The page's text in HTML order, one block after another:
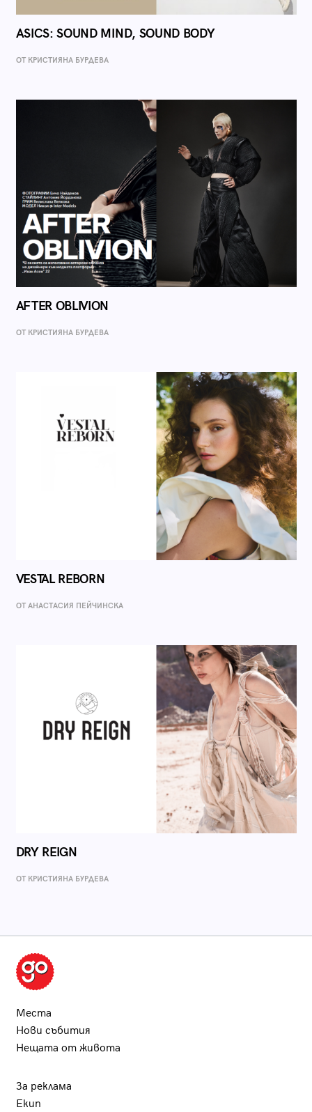
ASICS: SOUND MIND, SOUND BODY
ОТ КРИСТИЯНА БУРДЕВА
AFTER OBLIVION
ОТ КРИСТИЯНА БУРДЕВА
VESTAL REBORN
ОТ AНАСТАСИЯ ПЕЙЧИНСКА
DRY REIGN
ОТ КРИСТИЯНА БУРДЕВА
Места
Нови събития
Нещата от живота
За реклама
Екип